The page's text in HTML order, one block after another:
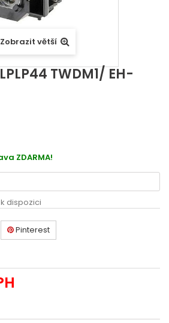
Zobrazit větší
TWDM1/ EH-
ZDARMA!
dispozici
Pinterest